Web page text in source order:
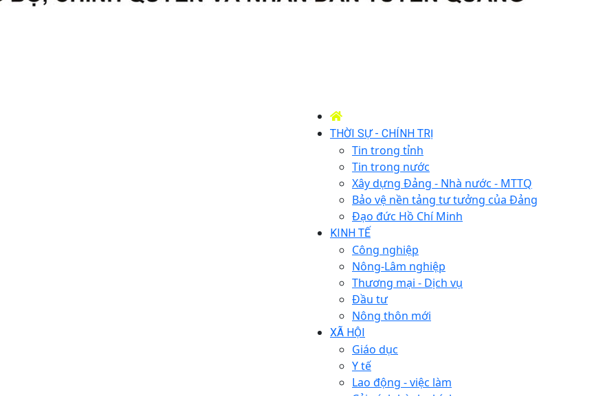
THỜI SỰ - CHÍNH TRỊ
Tin trong tỉnh
Tin trong nước
Xây dựng Đảng - Nhà nước - MTTQ
Bảo vệ nền tảng tư tưởng của Đảng
Đạo đức Hồ Chí Minh
KINH TẾ
Công nghiệp
Nông-Lâm nghiệp
Thương mại - Dịch vụ
Đầu tư
Nông thôn mới
XÃ HỘI
Giáo dục
Y tế
Lao động - việc làm